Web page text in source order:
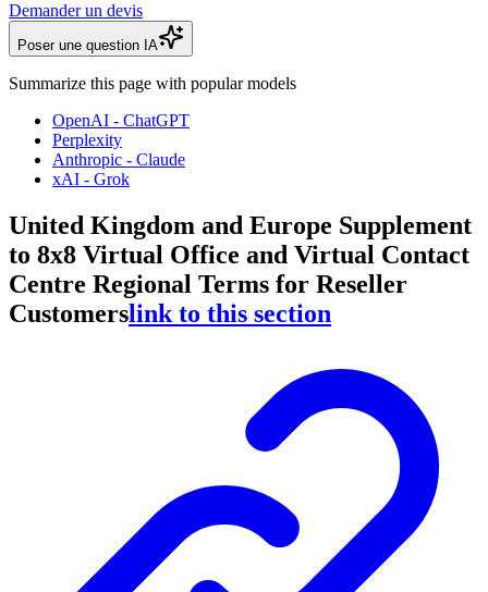
Demander un devis
Poser une question IA
Summarize this page with popular models
OpenAI - ChatGPT
Perplexity
Anthropic - Claude
xAI - Grok
United Kingdom and Europe Supplement
to 8x8 Virtual Office and Virtual Contact
Centre Regional Terms for Reseller
Customerslink to this section